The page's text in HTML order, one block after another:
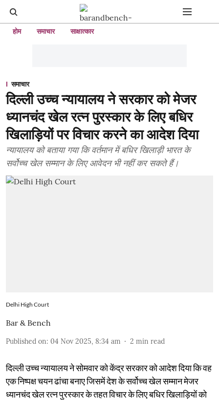
होम समाचार साक्षात्कार
समाचार
दिल्ली उच्च न्यायालय ने सरकार को मेजर
ध्यानचंद खेल रत्न पुरस्कार के लिए बधिर
खिलाड़ियों पर विचार करने का आदेश दिया
न्यायालय को बताया गया कि वर्तमान में बधिर खिलाड़ी भारत के
सर्वोच्च खेल सम्मान के लिए आवेदन भी नहीं कर सकते हैं।
Delhi High Court
Bar & Bench
Published on: 04 Nov 2025, 8:34 am 2 min read
दिल्ली उच्च न्यायालय ने सोमवार को केंद्र सरकार को आदेश दिया कि वह
एक निष्पक्ष चयन ढांचा बनाए जिसमें देश के सर्वोच्च खेल सम्मान मेजर
ध्यानचंद खेल रत्न पुरस्कार के तहत विचार के लिए बधिर खिलाड़ियों को